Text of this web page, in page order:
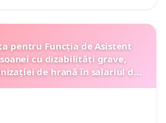
pentru Funcția de Asistent
cu dizabilități grave,
de hrană în salariul de